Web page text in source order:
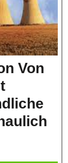
Von